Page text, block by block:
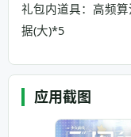
礼包内道具：高频
据(大)*5
应用截图